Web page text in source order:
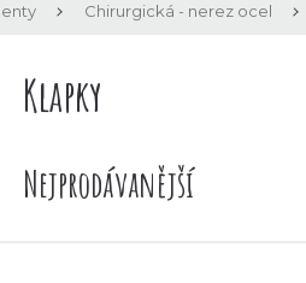
Chirurgická - nerez ocel
Klapky
Nejprodávanější